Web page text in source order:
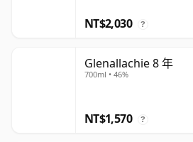
NT$2,030 ?
Glenallachie 8 年
700ml • 46%
NT$1,570 ?